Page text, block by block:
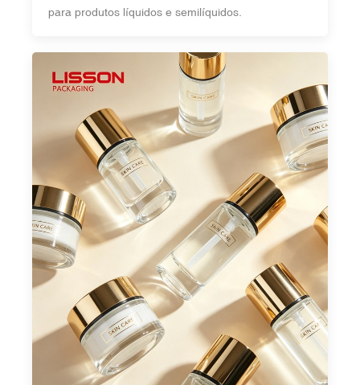
para produtos líquidos e semilíquidos.